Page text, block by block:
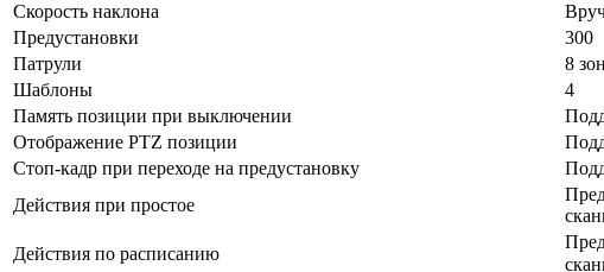
Скорость наклона
Предустановки
300
Патрули
8
Шаблоны
4
Память позиции при выключении
Отображение PTZ позиции
Стоп-кадр при переходе на предустановку
Действия при простое
Действия по расписанию